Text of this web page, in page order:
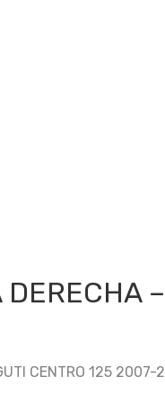
CENTRO 125 2007-